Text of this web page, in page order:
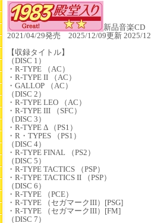
新品音楽CD
2021/04/29発売 2025/12/09更新 2025/
【収録タイトル】
（DISC 1）
・R-TYPE （AC）
・R-TYPE II （AC）
・GALLOP （AC）
（DISC 2）
・R-TYPE LEO （AC）
・R-TYPE III （SFC）
（DISC 3）
・R-TYPE Δ （PS1）
・R・TYPES （PS1）
（DISC 4）
・R-TYPE FINAL （PS2）
（DISC 5）
・R-TYPE TACTICS （PSP）
・R-TYPE TACTICS II （PSP）
（DISC 6）
・R-TYPE （PCE）
・R-TYPE （セガマークIII）[PSG]
・R-TYPE （セガマークIII）[FM]
（DISC 7）